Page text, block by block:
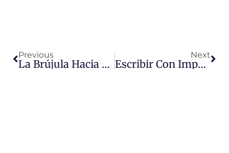
Previous
La Brújula Hacia Las Relaciones Exitosas Y
Next
Escribir Con Impacto: La Influencia De Las Palabras En El Mundo Digital